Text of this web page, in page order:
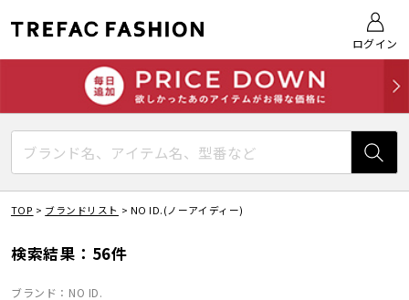
ログイン
TOP > ブランドリスト > NO ID.(ノーアイディー)
検索結果：56件
ブランド：NO ID.